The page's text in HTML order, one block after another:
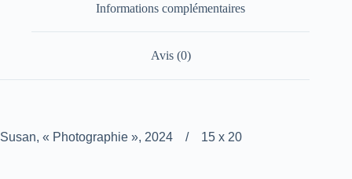
Informations complémentaires
Avis (0)
Susan, « Photographie », 2024 / 15 x 20